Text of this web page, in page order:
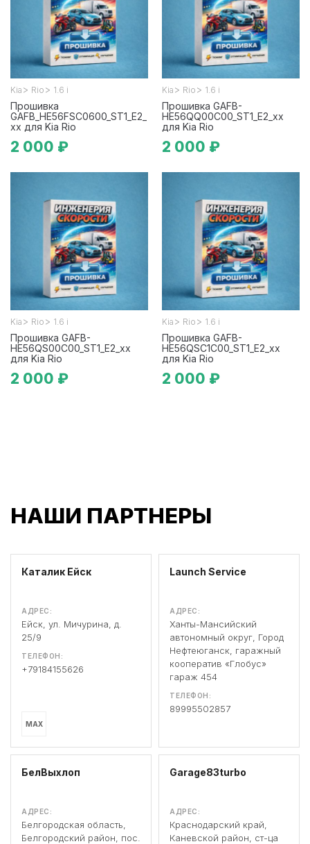
Kia > Rio > 1.6 i
Прошивка
GAFB_HE56FSC0600_ST1_E2_
xx для Kia Rio
2 000 ₽
Kia > Rio > 1.6 i
Прошивка GAFB-
HE56QQ00C00_ST1_E2_xx
для Kia Rio
2 000 ₽
Kia > Rio > 1.6 i
Прошивка GAFB-
HE56QS00C00_ST1_E2_xx
для Kia Rio
2 000 ₽
Kia > Rio > 1.6 i
Прошивка GAFB-
HE56QSC1C00_ST1_E2_xx
для Kia Rio
2 000 ₽
НАШИ ПАРТНЕРЫ
Каталик Ейск
АДРЕС:
Ейск, ул. Мичурина, д.
25/9
ТЕЛЕФОН:
+79184155626
MAX
Launch Service
АДРЕС:
Ханты-Мансийский
автономный округ, Город
Нефтеюганск, гаражный
кооператив «Глобус»
гараж 454
ТЕЛЕФОН:
89995502857
БелВыхлоп
АДРЕС:
Белгородская область,
Белгородский район, пос.
Garage83turbo
АДРЕС:
Краснодарский край,
Каневской район, ст-ца